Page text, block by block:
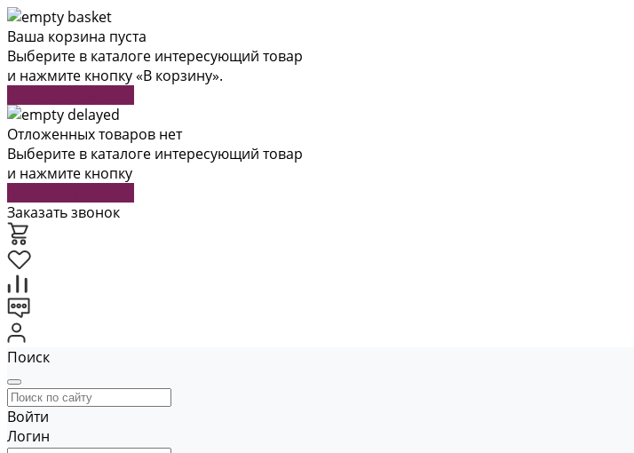
Ваша корзина пуста
Выберите в каталоге интересующий товар
и нажмите кнопку «В корзину».
Отложенных товаров нет
Выберите в каталоге интересующий товар
и нажмите кнопку
Заказать звонок
Поиск
Войти
Логин